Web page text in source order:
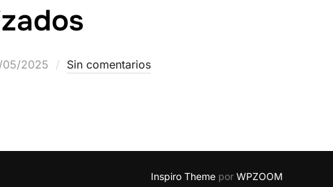
05/2025 Sin comentarios
Inspiro Theme por WPZOOM